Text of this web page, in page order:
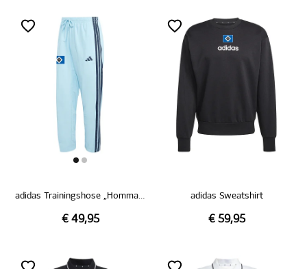
adidas Trainingshose „Hommage Pokalsieg 1976“
€ 49,95
adidas Sweatshirt
€ 59,95